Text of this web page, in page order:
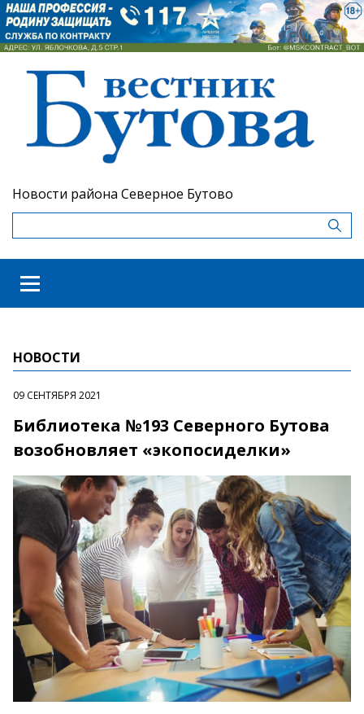
Новости района Северное Бутово
НОВОСТИ
09 СЕНТЯБРЯ 2021
Библиотека №193 Северного Бутова
возобновляет «экопосиделки»